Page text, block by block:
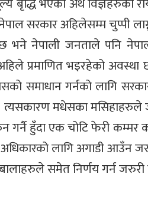
सरकार अहिलेसम्म चुप्पी
भने नेपाली जनताले पनि
प्रमाणित भइरहेको अवस्था छ
समाधान गर्नको लागि
मधेसका
गर्नै हुँदा एक चोटि फेरी कम्मर
लागि अगाडी आउँन
समेत निर्णय गर्न